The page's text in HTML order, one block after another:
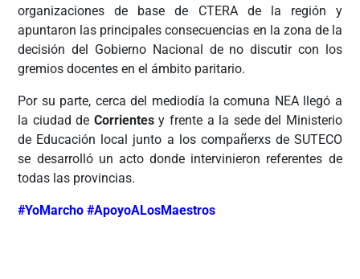
organizaciones de base de CTERA de la región y
apuntaron las principales consecuencias en la zona de la
decisión del Gobierno Nacional de no discutir con los
gremios docentes en el ámbito paritario.
Por su parte, cerca del mediodía la comuna NEA llegó a
la ciudad de Corrientesy frente a la sede del Ministerio
de Educación local junto a los compañerxs de SUTECO
se desarrolló un acto donde intervinieron referentes de
todas las provincias.
#YoMarcho #ApoyoALosMaestros